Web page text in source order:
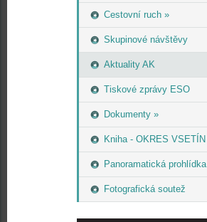
Cestovní ruch »
Skupinové návštěvy
Aktuality AK
Tiskové zprávy ESO
Dokumenty »
Kniha - OKRES VSETÍN
Panoramatická prohlídka
Fotografická soutež